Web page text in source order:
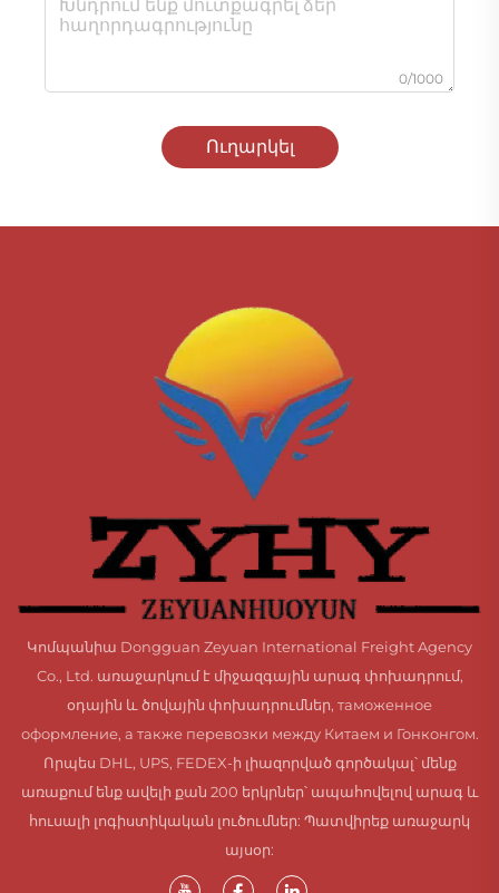
0/1000
Ուղարկել
Կոմպանիա Dongguan Zeyuan International Freight Agency
Co., Ltd. առաջարկում է միջազգային արագ փոխադրում,
օդային և ծովային փոխադրումներ, таможенное
оформление, а также перевозки между Китаем и Гонконгом.
Որպես DHL, UPS, FEDEX-ի լիազորված գործակալ՝ մենք
առաքում ենք ավելի քան 200 երկրներ՝ ապահովելով արագ և
հուսալի լոգիստիկական լուծումներ: Պատվիրեք առաջարկ
այսօր: